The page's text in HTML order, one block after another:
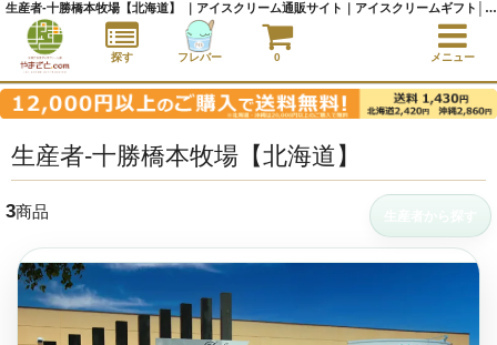
生産者-十勝橋本牧場【北海道】
3商品
生産者-十勝橋本牧場【北海道】 ｜アイスクリーム通販サイト｜アイスクリームギフト│全国にご当地アイスをお届け - やまざと.com
探す フレバー 0 メニュー